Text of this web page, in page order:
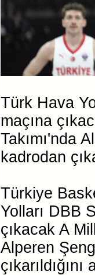
Türk Hava
maçına
Takımı'nda
kadrodan
Türkiye
Yolları DBB
çıkacak A
Alperen
çıkarıldığını